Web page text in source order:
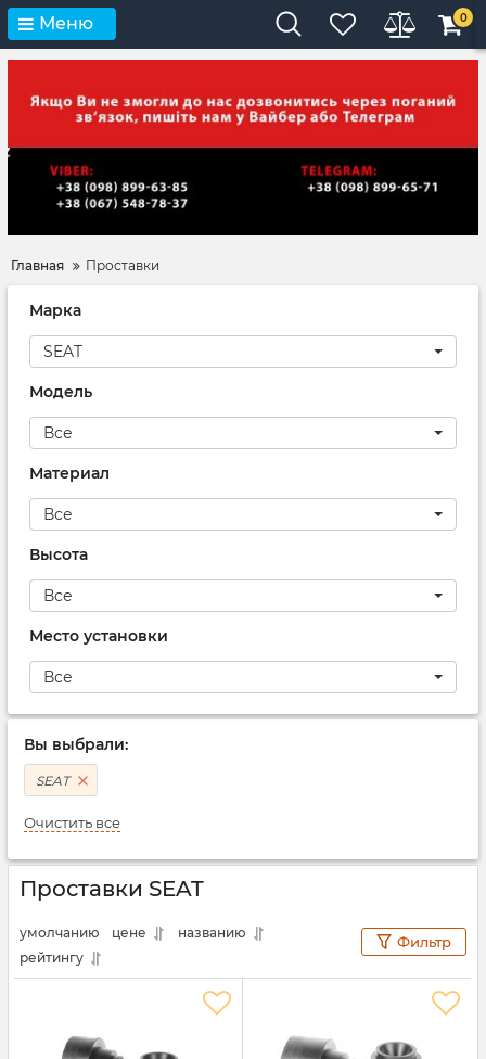
Меню 0
Главная Проставки
Марка
SEAT
Модель
Все
Материал
Все
Высота
Все
Место установки
Все
Вы выбрали:
SEAT
Очистить все
Проставки SEAT
умолчанию цене
названию
рейтингу
Фильтр